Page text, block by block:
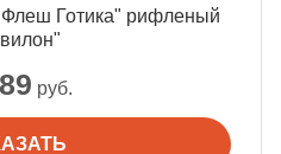
руб.
Готика" рифленый